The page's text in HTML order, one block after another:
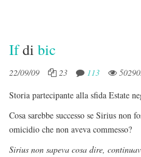
Ifdi bic
22/09/09 23 113
Storia partecipante alla sfida Estate
Cosa sarebbe successo se Sirius non
omicidio che non aveva commesso?
Sirius non sapeva cosa dire,